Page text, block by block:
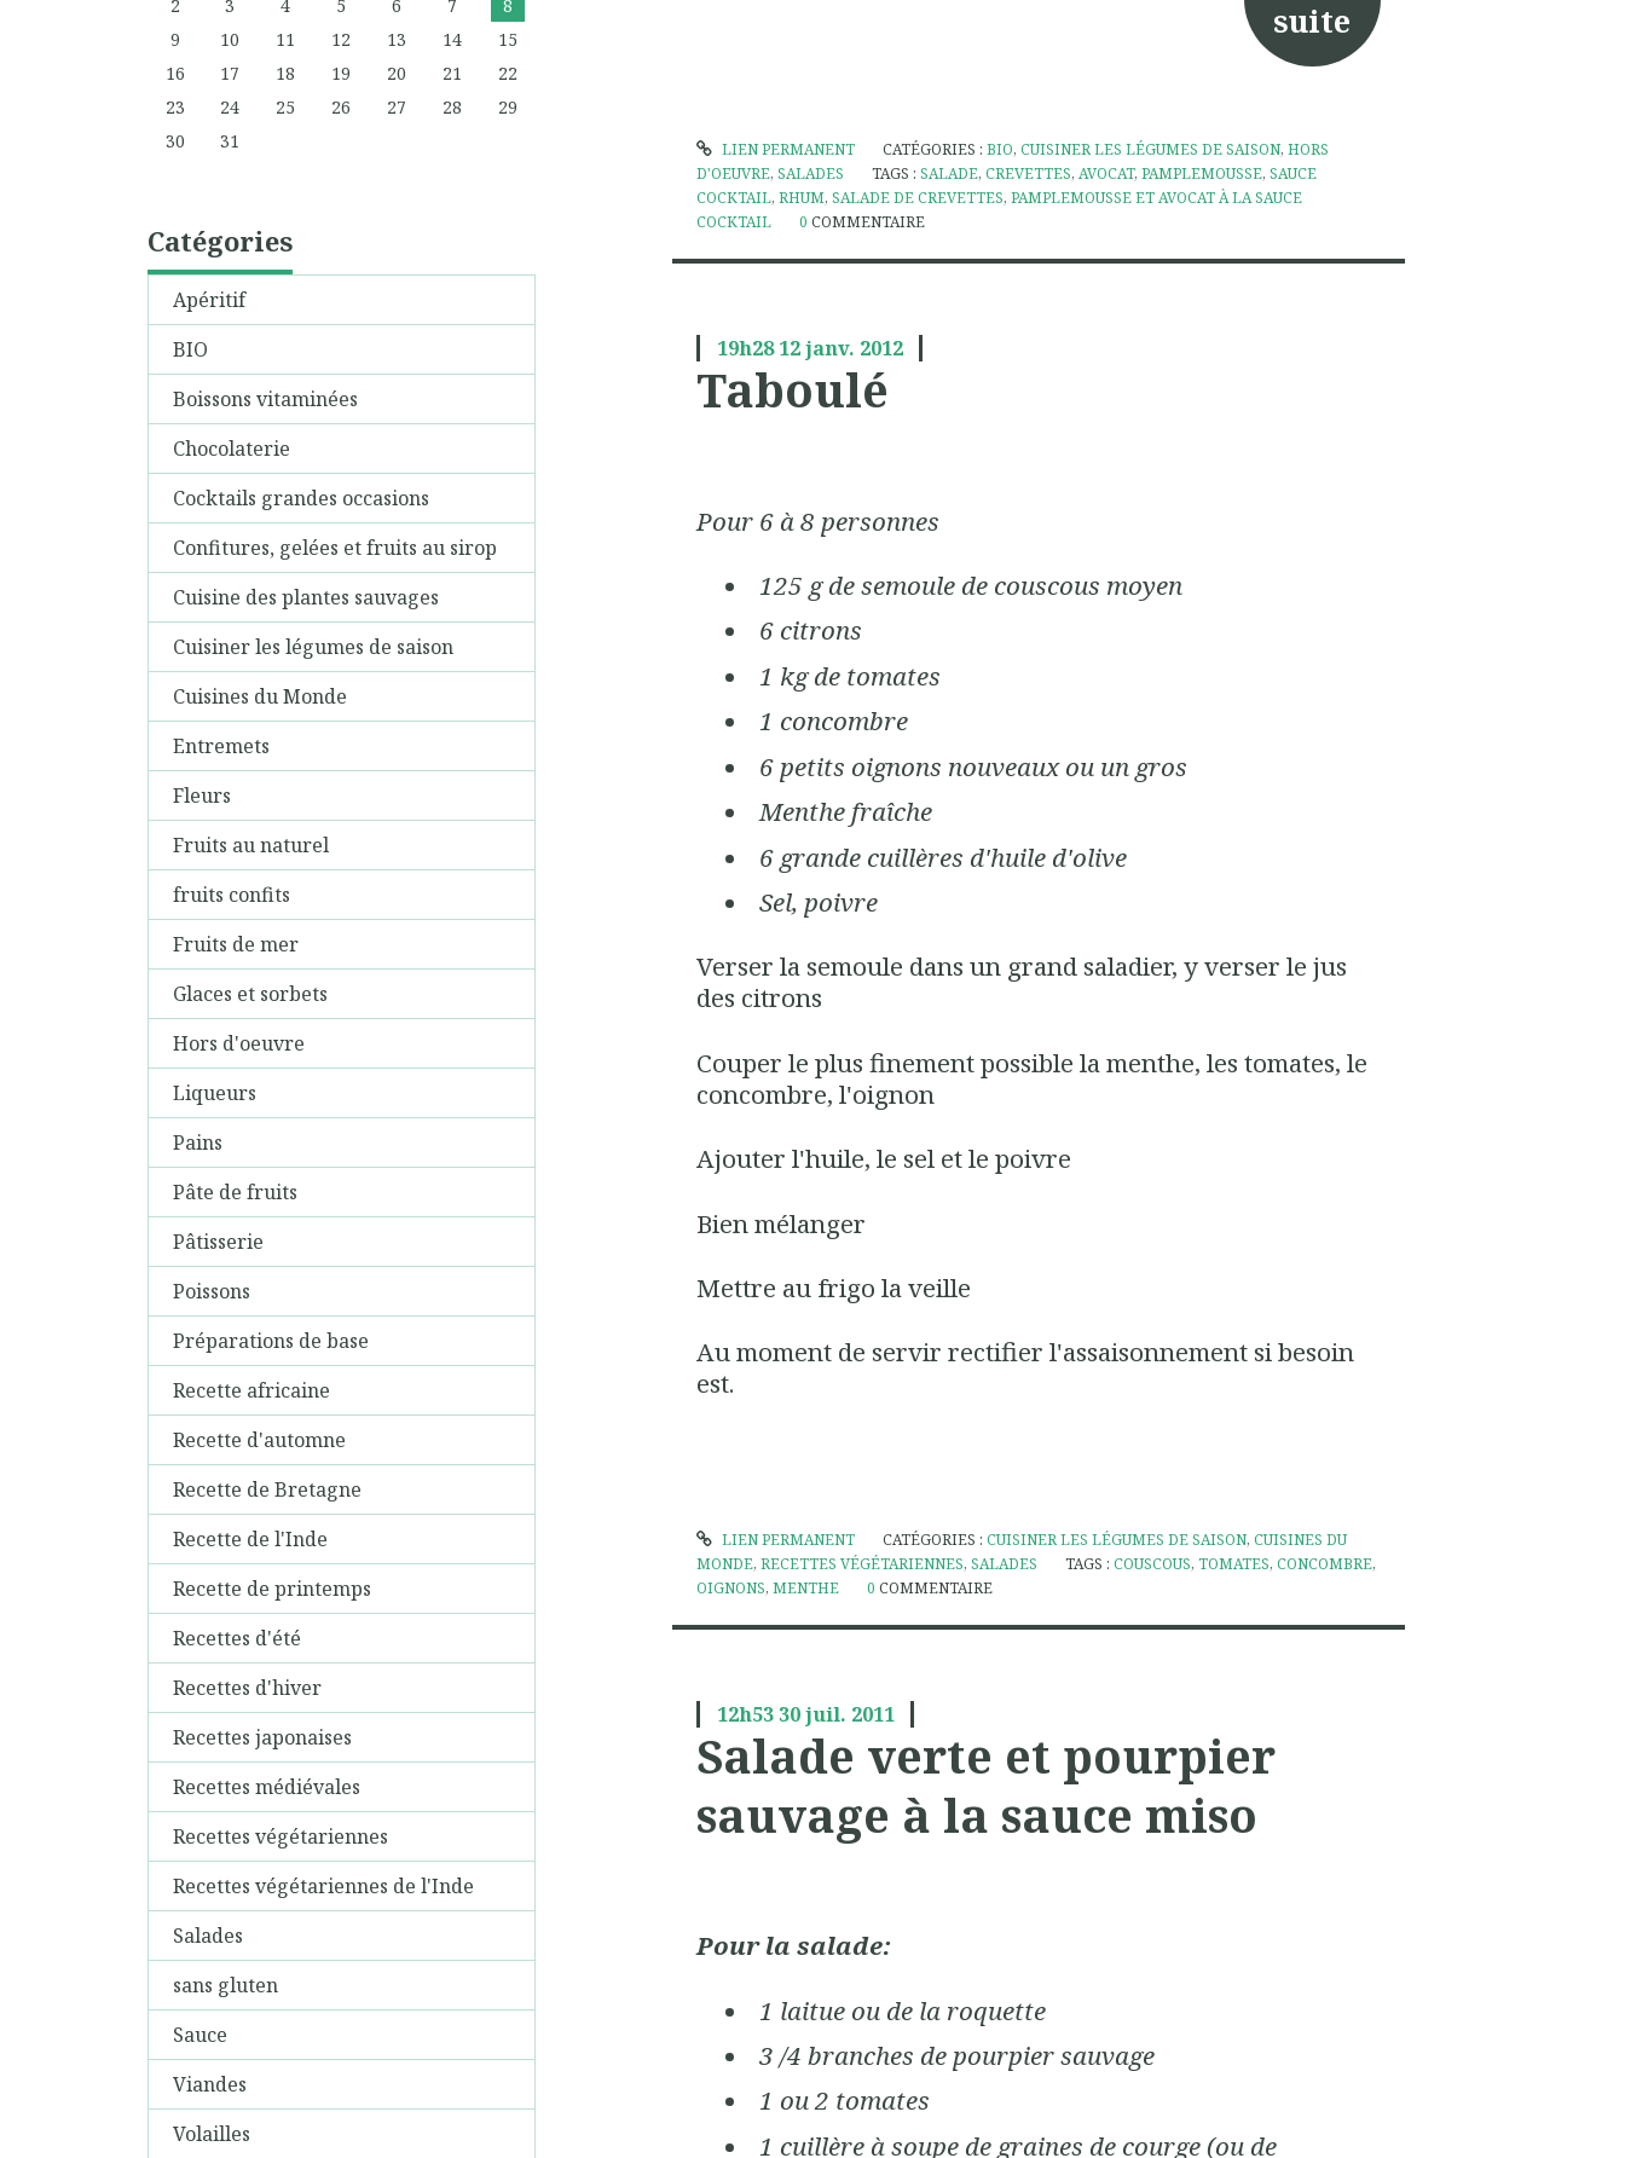
2
3 4 5 6 7
8
9
10 11 12 13 14
15
16
17 18 19 20 21
22
23
24 25 26 27 28
29
30
31
Catégories
Apéritif
BIO
Boissons vitaminées
Chocolaterie
Cocktails grandes occasions
Confitures, gelées et fruits au sirop
Cuisine des plantes sauvages
Cuisiner les légumes de saison
Cuisines du Monde
Entremets
Fleurs
Fruits au naturel
fruits confits
Fruits de mer
Glaces et sorbets
Hors d'oeuvre
Liqueurs
Pains
Pâte de fruits
Pâtisserie
Poissons
Préparations de base
Recette africaine
Recette d'automne
Recette de Bretagne
Recette de l'Inde
Recette de printemps
Recettes d'été
Recettes d'hiver
Recettes japonaises
Recettes médiévales
Recettes végétariennes
Recettes végétariennes de l'Inde
Salades
sans gluten
Sauce
Viandes
Volailles
suite
LIEN PERMANENT CATÉGORIES : BIO, CUISINER LES LÉGUMES DE SAISON, HORS
D'OEUVRE,SALADES TAGS :SALADE,CREVETTES,AVOCAT,PAMPLEMOUSSE,SAUCE
COCKTAIL,RHUM,SALADE DE CREVETTES,PAMPLEMOUSSE ET AVOCAT À LA SAUCE
COCKTAIL
0 COMMENTAIRE
19h28 12janv. 2012
Taboulé
Pour 6 à 8 personnes
125 g de semoule de couscous moyen
6 citrons
1 kg de tomates
1 concombre
6 petits oignons nouveaux ou un gros
Menthe fraîche
6 grande cuillères d'huile d'olive
Sel, poivre
Verser la semoule dans un grand saladier, y verser le jus
des citrons
Couper le plus finement possible la menthe, les tomates, le
concombre, l'oignon
Ajouter l'huile, le sel et le poivre
Bien mélanger
Mettre au frigo la veille
Au moment de servir rectifier l'assaisonnement si besoin
est.
LIEN PERMANENT CATÉGORIES : CUISINER LES LÉGUMES DE SAISON, CUISINES DU
MONDE,RECETTES VÉGÉTARIENNES,SALADES TAGS :COUSCOUS,TOMATES,CONCOMBRE,
OIGNONS,MENTHE 0 COMMENTAIRE
12h53 30juil. 2011
Salade verte et pourpier
sauvage à la sauce miso
Pour la salade:
1 laitue ou de la roquette
3 /4 branches de pourpier sauvage
1 ou 2 tomates
1 cuillère à soupe de graines de courge (ou de